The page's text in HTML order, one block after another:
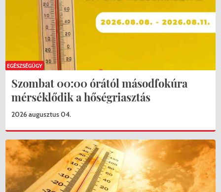
Szombat 00:00 órától másodfokúra
mérséklődik a hőségriasztás
2026 augusztus 04.
EGÉSZSÉGÜGY
KERESÉS